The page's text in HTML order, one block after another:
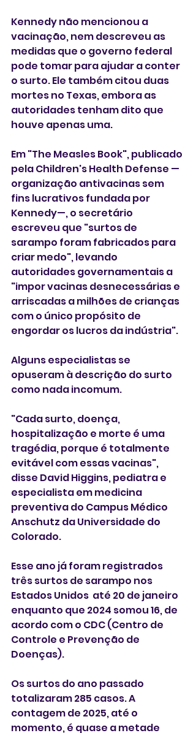
Kennedy não mencionou a
vacinação, nem descreveu as
medidas que o governo federal
pode tomar para ajudar a conter
o surto. Ele também citou duas
mortes no Texas, embora as
autoridades tenham dito que
houve apenas uma.
Em "The Measles Book", publicado
pela Children's Health Defense —
organização antivacinas sem
fins lucrativos fundada por
Kennedy—, o secretário
escreveu que "surtos de
sarampo foram fabricados para
criar medo", levando
autoridades governamentais a
"impor vacinas desnecessárias e
arriscadas a milhões de crianças
com o único propósito de
engordar os lucros da indústria".
Alguns especialistas se
opuseram à descrição do surto
como nada incomum.
"Cada surto, doença,
hospitalização e morte é uma
tragédia, porque é totalmente
evitável com essas vacinas",
disse David Higgins, pediatra e
especialista em medicina
preventiva do Campus Médico
Anschutz da Universidade do
Colorado.
Esse ano já foram registrados
três surtos de sarampo nos
Estados Unidos  até 20 de janeiro
enquanto que 2024 somou 16, de
acordo com o CDC (Centro de
Controle e Prevenção de
Doenças).
Os surtos do ano passado
totalizaram 285 casos. A
contagem de 2025, até o
momento, é quase a metade